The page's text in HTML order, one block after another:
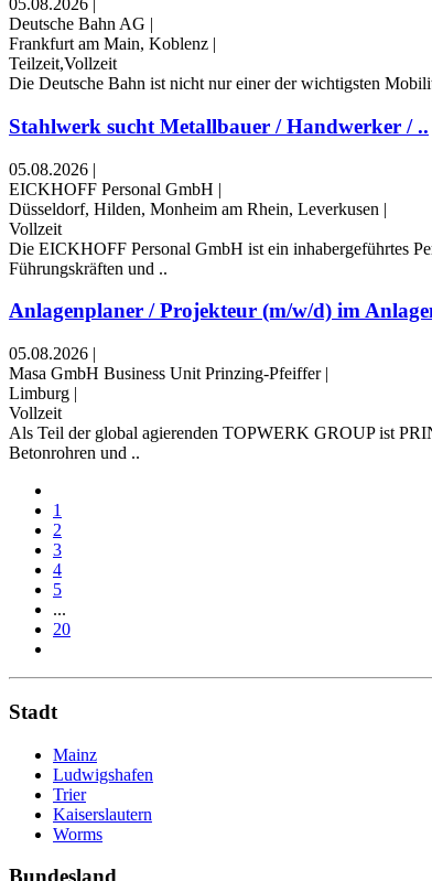
05.08.2026 |
Deutsche Bahn AG |
Frankfurt am Main, Koblenz |
Teilzeit,Vollzeit
Die Deutsche Bahn ist nicht nur einer der wichtigsten
Stahlwerk sucht Metallbauer / Handwerker / ..
05.08.2026 |
EICKHOFF Personal GmbH |
Düsseldorf, Hilden, Monheim am Rhein, Leverkusen |
Vollzeit
Die EICKHOFF Personal GmbH ist ein inhabergeführtes
Führungskräften und ..
Anlagenplaner / Projekteur (m/w/d) im
05.08.2026 |
Masa GmbH Business Unit Prinzing-Pfeiffer |
Limburg |
Vollzeit
Als Teil der global agierenden TOPWERK GROUP ist
Betonrohren und ..
1
2
3
4
5
...
20
Stadt
Mainz
Ludwigshafen
Trier
Kaiserslautern
Worms
Bundesland